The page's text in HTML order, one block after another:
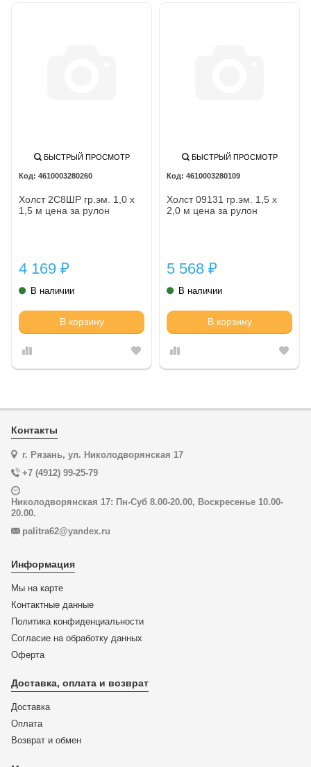
БЫСТРЫЙ ПРОСМОТР
4610003280260
Холст 2С8ШР гр.эм. 1,0 х
1,5 м цена за рулон
4 169 ₽
В наличии
В корзину
БЫСТРЫЙ ПРОСМОТР
4610003280109
Холст 09131 гр.эм. 1,5 х
2,0 м цена за рулон
5 568 ₽
В наличии
В корзину
Контакты
г. Рязань, ул. Николодворянская 17
+7 (4912) 99-25-79
Николодворянская 17: Пн-Суб 8.00-20.00, Воскресенье 10.00-
20.00.
palitra62@yandex.ru
Информация
Мы на карте
Контактные данные
Политика конфиденциальности
Согласие на обработку данных
Оферта
Доставка, оплата и возврат
Доставка
Оплата
Возврат и обмен